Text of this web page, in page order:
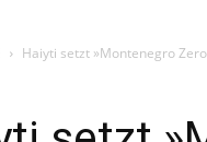
Haiyti setzt »Montenegro